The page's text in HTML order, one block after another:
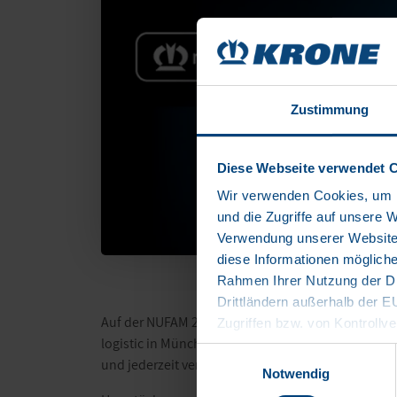
Zustimmung
Diese Webseite verwendet
Wir verwenden Cookies,
und die Zugriffe auf unsere
Verwendung unserer
diese Informationen
Rahmen Ihrer Nutzung der
Drittländern außerhalb der
Zugriffen bzw. von
Datenschutzerklärung
Impressum
Notwendig
Auf der NUFAM 2025 in Karlsruhe präsentiert
logistic in München präsentiert wurde. Die
und jederzeit verfügbar.